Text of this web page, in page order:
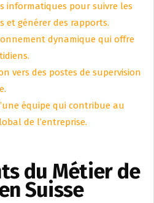
informatiques pour suivre les
et générer des rapports.
dynamique qui offre
vers des postes de supervision
équipe qui contribue au
de l’entreprise.
du Métier de
Suisse